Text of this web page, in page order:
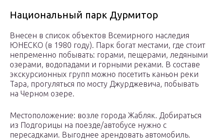
Национальный парк Дурмитор
Внесен в список объектов Всемирного наследия
ЮНЕСКО (в 1980 году). Парк богат местами, где стоит
непременно побывать: горами, пещерами, ледяными
озерами, водопадами и горными реками. В составе
экскурсионных групп можно посетить каньон реки
Тара, прогуляться по мосту Джурджевича, побывать
на Черном озере.
Местоположение: возле города Жабляк. Добираться
из Подгорицы на поезде/автобусе нужно с
пересадками. Выгоднее арендовать автомобиль.